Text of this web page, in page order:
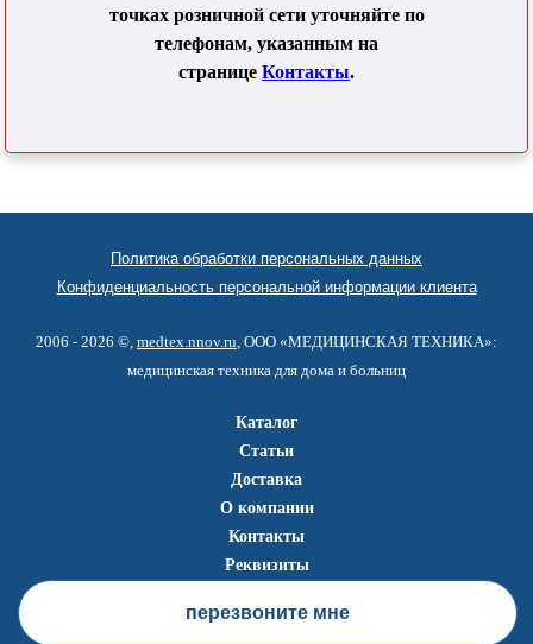
точках розничной сети уточняйте по
телефонам, указанным на
странице Контакты.
Политика обработки персональных данных
Конфиденциальность персональной информации клиента
2006 - 2026 ©, medtex.nnov.ru , ООО «МЕДИЦИНСКАЯ ТЕХНИКА»:
медицинская техника для дома и больниц
Каталог
Статьи
Доставка
О компании
Контакты
Реквизиты
перезвоните мне